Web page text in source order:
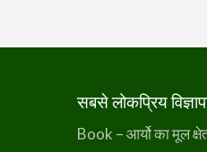
सबसे लोकप्रिय
Book – आर्यो का मूल